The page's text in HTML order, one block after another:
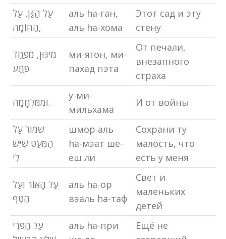
עַל הַגַּן, עַל
הַחוֹמָה,
аль hа-ган,
аль hа-хома
Этот сад и эту
стену
מִיגּוּן, מִפַּחַד
פֶּתַע
ми-ягон, ми-
пахад пэта
От печали,
внезапного
страха
וּמִמִּלְחָמָה.
у-ми-
мильхама
И от войны
שְׁמוֹר עַל
הַמְּעַט שֶׁיֵּשׁ
לִי
шмор аль
hа-мэат шe-
еш ли
Сохрани ту
малость, что
есть у меня
עַל הָאוֹר וְעַל
הַטַּף
аль hа-ор
вэаль hа-таф
Свет и
маленьких
детей
עַל הַפְּרִי
аль hа-при
Ещё не